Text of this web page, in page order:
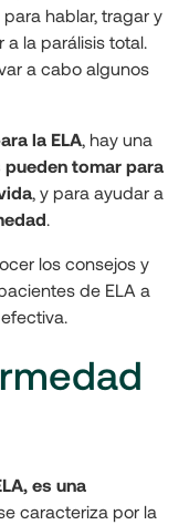
hablar, tragar y
a la parálisis total.
a cabo algunos
la ELA , hay una
tomar para
, y para ayudar a
los consejos y
de ELA a
es una
caracteriza por la